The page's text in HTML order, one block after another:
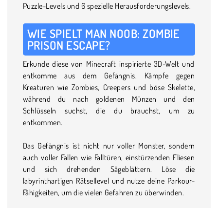
Puzzle-Levels und 6 spezielle Herausforderungslevels.
WIE SPIELT MAN NOOB: ZOMBIE
PRISON ESCAPE?
Erkunde diese von Minecraft inspirierte 3D-Welt und
entkomme aus dem Gefängnis. Kämpfe gegen
Kreaturen wie Zombies, Creepers und böse Skelette,
während du nach goldenen Münzen und den
Schlüsseln suchst, die du brauchst, um zu
entkommen.
Das Gefängnis ist nicht nur voller Monster, sondern
auch voller Fallen wie Falltüren, einstürzenden Fliesen
und sich drehenden Sägeblättern. Löse die
labyrinthartigen Rätsellevel und nutze deine Parkour-
Fähigkeiten, um die vielen Gefahren zu überwinden.